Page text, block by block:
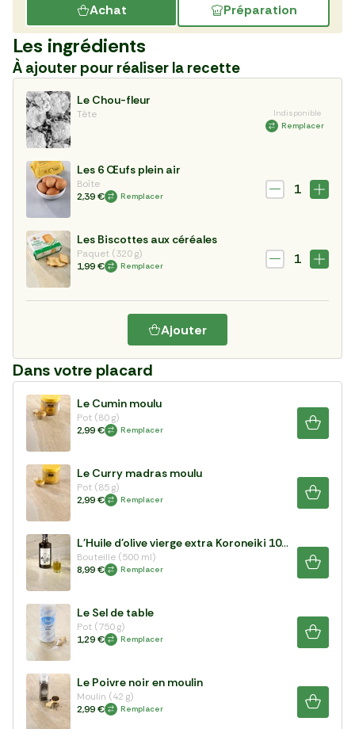
Achat Préparation
Les ingrédients
À ajouter pour réaliser la recette
Le Chou-fleur
Tête
Indisponible
Remplacer
Les 6 Œufs plein air
Boîte
2,39 €
Remplacer 1
Les Biscottes aux céréales
Paquet (320 g)
1,99 €
Remplacer 1
Ajouter
Dans votre placard
Le Cumin moulu
Pot (80 g)
2,99 €
Remplacer
Le Curry madras moulu
Pot (85 g)
2,99 €
Remplacer
L'Huile d'olive vierge extra Koroneiki 100%
Bouteille (500 ml)
8,99 €
Remplacer
Le Sel de table
Pot (750 g)
1,29 €
Remplacer
Le Poivre noir en moulin
Moulin (42 g)
2,99 €
Remplacer